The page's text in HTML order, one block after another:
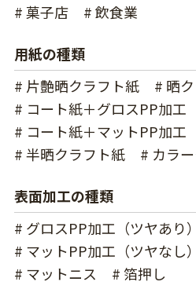
# 菓子店
# 飲食業
用紙の種類
# 片艶晒クラフト紙
# 晒
# コート紙＋グロスPP加工
# コート紙＋マットPP加工
# 半晒クラフト紙
# カラ
表面加工の種類
# グロスPP加工（ツヤあり）
# マットPP加工（ツヤなし）
# マットニス
# 箔押し